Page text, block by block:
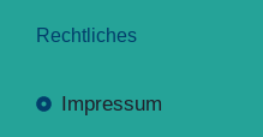
Rechtliches
Impressum